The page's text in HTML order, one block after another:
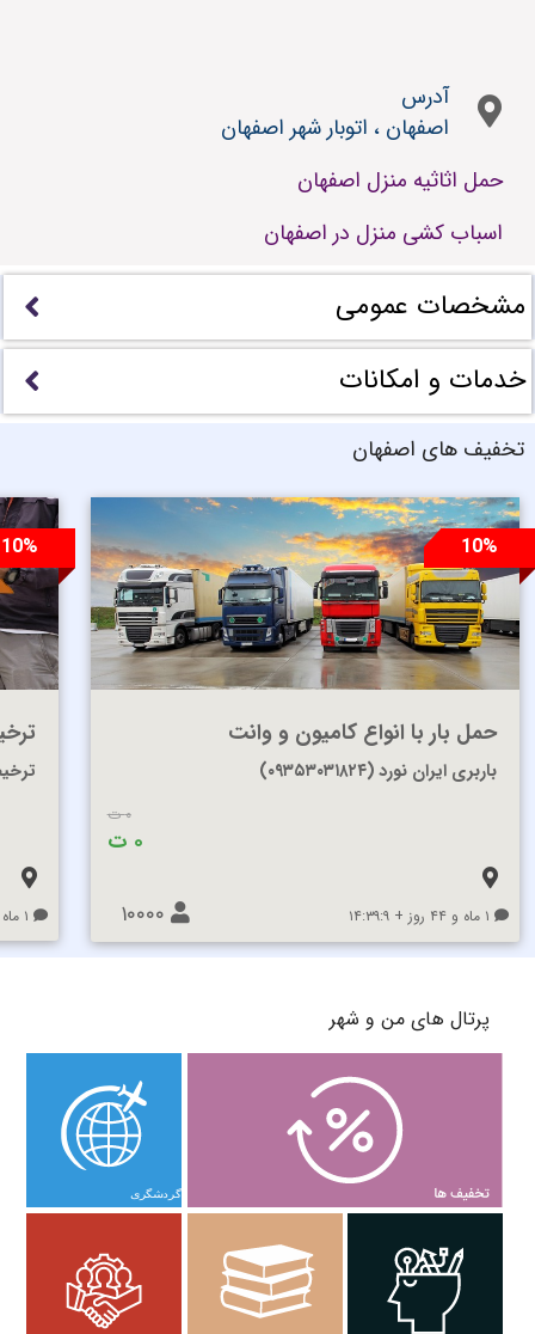
آدرس
اصفهان ، اتوبار شهر اصفهان
حمل اثاثیه منزل اصفهان
اسباب کشی منزل در اصفهان
مشخصات عمومی
خدمات و امکانات
تخفیف های اصفهان
حمل بار با انواع کامیون و وانت
باربری ایران نورد (۰۹۳۵۳۰۳۱۸۲۴)
10%
۰ ت
۰ ت
۱ ماه و ۴۴ روز + ۱۴:۳۹:۹ ۱۰۰۰۰
10%
۱ ماه و ۴۶ روز + ۱۵:۳۹:۹
پرتال های من و شهر